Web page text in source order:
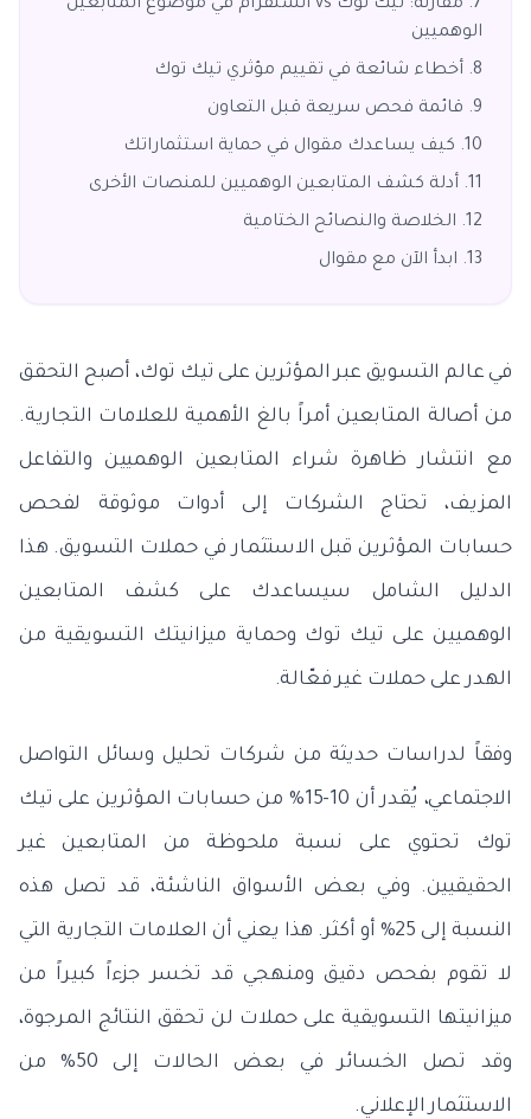
مقارنة: تيك توك vs انستقرام في موضوع المتابعين
الوهميين
أخطاء شائعة في تقييم مؤثري تيك توك
قائمة فحص سريعة قبل التعاون
كيف يساعدك مقوال في حماية استثماراتك
أدلة كشف المتابعين الوهميين للمنصات الأخرى
الخلاصة والنصائح الختامية
ابدأ الآن مع مقوال
في عالم التسويق عبر المؤثرين على تيك توك، أصبح التحقق
من أصالة المتابعين أمراً بالغ الأهمية للعلامات التجارية.
مع انتشار ظاهرة شراء المتابعين الوهميين والتفاعل
المزيف، تحتاج الشركات إلى أدوات موثوقة لفحص
حسابات المؤثرين قبل الاستثمار في حملات التسويق. هذا
الدليل الشامل سيساعدك على كشف المتابعين
الوهميين على تيك توك وحماية ميزانيتك التسويقية من
الهدر على حملات غير فعّالة.
وفقاً لدراسات حديثة من شركات تحليل وسائل التواصل
الاجتماعي، يُقدر أن 10-15% من حسابات المؤثرين على تيك
توك تحتوي على نسبة ملحوظة من المتابعين غير
الحقيقيين. وفي بعض الأسواق الناشئة، قد تصل هذه
النسبة إلى 25% أو أكثر. هذا يعني أن العلامات التجارية التي
لا تقوم بفحص دقيق ومنهجي قد تخسر جزءاً كبيراً من
ميزانيتها التسويقية على حملات لن تحقق النتائج المرجوة،
وقد تصل الخسائر في بعض الحالات إلى 50% من
الاستثمار الإعلاني.